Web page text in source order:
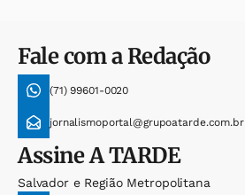
Fale com a Redação
(71) 99601-0020
jornalismoportal@grupoatarde.com.br
AssineA TARDE
Salvador e Região Metropolitana